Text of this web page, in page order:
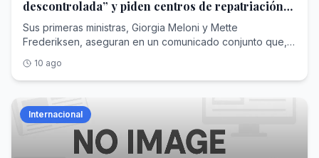
descontrolada” y piden centros de repatriación
en terceros países
Sus primeras ministras, Giorgia Meloni y Mette
Frederiksen, aseguran en un comunicado conjunto que,
defender Europa”
10 ago
Internacional